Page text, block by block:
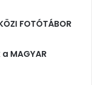
FOTÓTÁBOR
MAGYAR